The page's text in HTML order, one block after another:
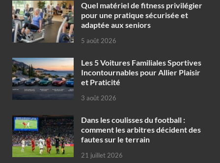
Quel matériel de fitness privilégier
pour une pratique sécurisée et
adaptée aux seniors
5 août 2026
Les 5 Voitures Familiales Sportives
Incontournables pour Allier Plaisir
et Praticité
3 août 2026
Dans les coulisses du football :
comment les arbitres décident des
fautes sur le terrain
21 juillet 2026